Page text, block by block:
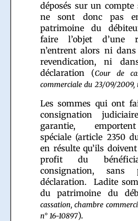
déposés sur un compte
ne sont donc pas
patrimoine du
faire l’objet d’une
n’entrent alors ni
revendication, ni
déclaration (Cour de
commerciale du 23/09/2009,
Les sommes qui ont
consignation
garantie,
spéciale (article 2350
en résulte qu’ils
profit du
consignation, sans
déclaration. Ladite
du patrimoine du
cassation, chambre
n° 16-10897).